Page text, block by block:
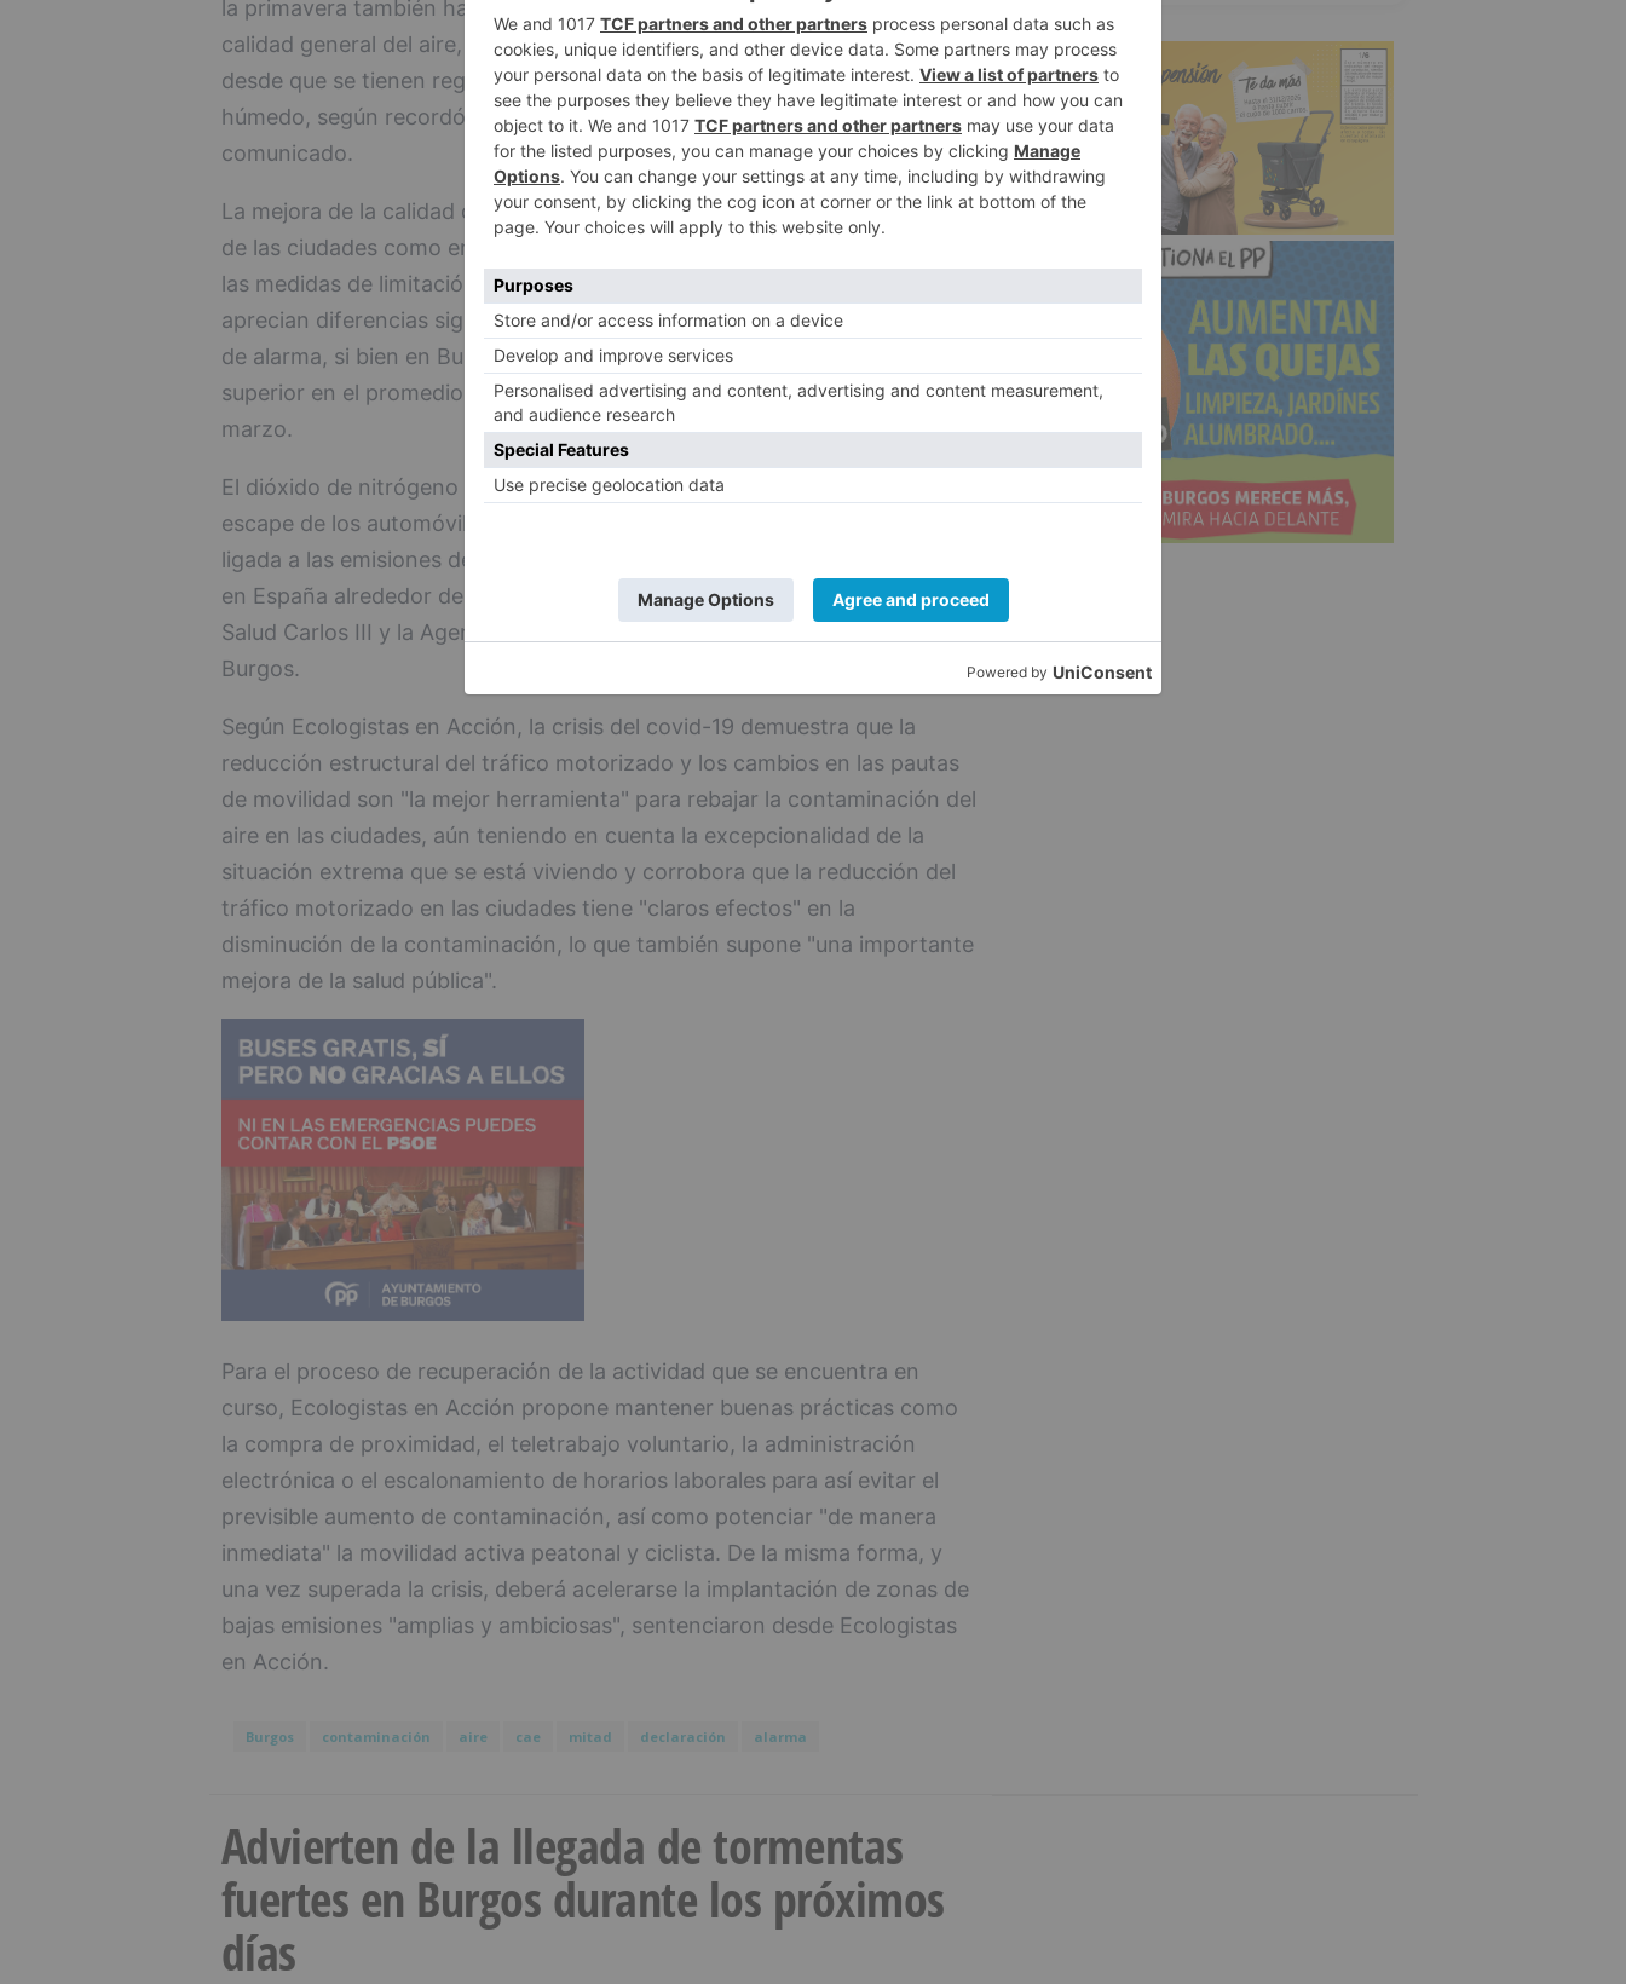
la primavera también han contribuido de manera importante a mejorar la
calidad general del aire, ya que el pasado mes de abril fue el más lluvioso
desde que se tienen registros además de que también marzo fue muy
húmedo, según recordó Ecologistas en Acción a través de un
comunicado.
La mejora de la calidad del aire está siendo general, tanto en los centros
de las ciudades como en las periferias urbanas, al igual que son generales
las medidas de limitación de la circulación adoptadas. Tampoco se
aprecian diferencias significativas entre las diversas prórrogas del estado
de alarma, si bien en Burgos la caída de la contaminación ha sido algo
superior en el promedio del mes de abril que en la segunda quincena de
marzo.
El dióxido de nitrógeno es el contaminante típico emitido por los tubos de
escape de los automóviles, por lo que su evolución está directamente
ligada a las emisiones del tráfico motorizado. Además, provoca cada año
en España alrededor de 7.000 muertes prematuras, según el Instituto de
Salud Carlos III y la Agencia Europea de Medio Ambiente, 113 de ellas en
Burgos.
Según Ecologistas en Acción, la crisis del covid-19 demuestra que la
reducción estructural del tráfico motorizado y los cambios en las pautas
de movilidad son "la mejor herramienta" para rebajar la contaminación del
aire en las ciudades, aún teniendo en cuenta la excepcionalidad de la
situación extrema que se está viviendo y corrobora que la reducción del
tráfico motorizado en las ciudades tiene "claros efectos" en la
disminución de la contaminación, lo que también supone "una importante
mejora de la salud pública".
Para el proceso de recuperación de la actividad que se encuentra en
curso, Ecologistas en Acción propone mantener buenas prácticas como
la compra de proximidad, el teletrabajo voluntario, la administración
electrónica o el escalonamiento de horarios laborales para así evitar el
previsible aumento de contaminación, así como potenciar "de manera
inmediata" la movilidad activa peatonal y ciclista. De la misma forma, y
una vez superada la crisis, deberá acelerarse la implantación de zonas de
bajas emisiones "amplias y ambiciosas", sentenciaron desde Ecologistas
en Acción.
Burgos contaminación aire cae mitad declaración alarma
Advierten de la llegada de tormentas
fuertes en Burgos durante los próximos
días